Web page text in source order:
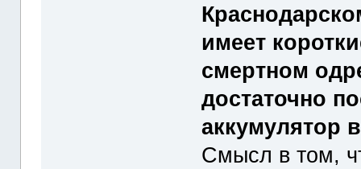
имеет
смертном
достаточно
аккумулятор
Смысл в том,